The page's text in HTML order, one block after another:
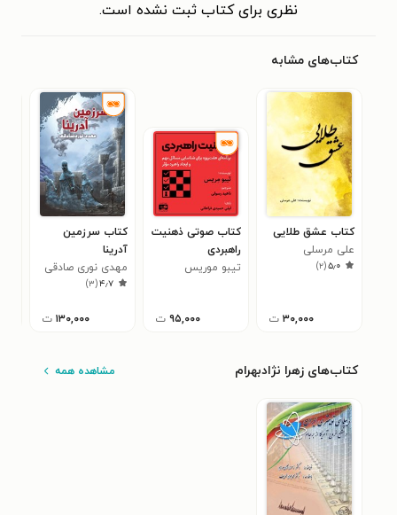
نظری برای کتاب ثبت نشده است.
کتاب‌های مشابه
کتاب عشق طلایی
علی مرسلی
۵٫۰(۲)
۳۰,۰۰۰ ت
کتاب صوتی ذهنیت
راهبردی
تیبو موریس
۹۵,۰۰۰ ت
کتاب سرزمین
آدرینا
مهدی نوری صادقی
۴٫۷(۳)
۱۳۰,۰۰۰ ت
کتاب‌های زهرا نژادبهرام مشاهده همه